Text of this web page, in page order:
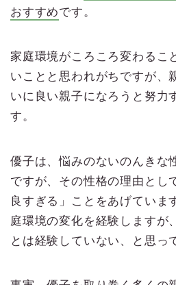
おすすめです。
家庭環境がころころ変わるこ
いことと思われがちですが、
いに良い親子になろうと努力
す。
優子は、悩みのないのんきな
ですが、その性格の理由とし
良すぎる」ことをあげていま
庭環境の変化を経験しますが
とは経験していない、と思っ